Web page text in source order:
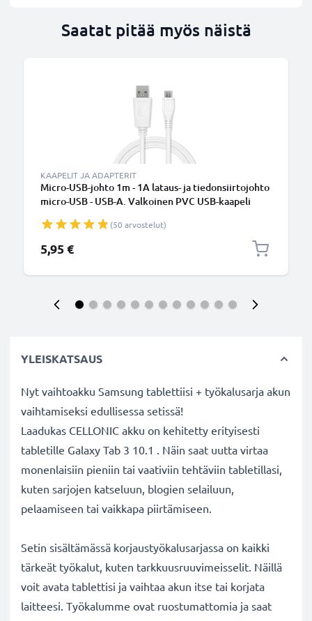
Saatat pitää myös näistä
KAAPELIT JA ADAPTERIT
Micro-USB-johto 1m - 1A lataus- ja tiedonsiirtojohto
micro-USB - USB-A. Valkoinen PVC USB-kaapeli
(50 arvostelut)
5,95 €
YLEISKATSAUS
Nyt vaihtoakku Samsung tablettiisi + työkalusarja akun
vaihtamiseksi edullisessa setissä!
Laadukas CELLONIC akku on kehitetty erityisesti
tabletille Galaxy Tab 3 10.1 . Näin saat uutta virtaa
monenlaisiin pieniin tai vaativiin tehtäviin tabletillasi,
kuten sarjojen katseluun, blogien selailuun,
pelaamiseen tai vaikkapa piirtämiseen.
Setin sisältämässä korjaustyökalusarjassa on kaikki
tärkeät työkalut, kuten tarkkuusruuvimeisselit. Näillä
voit avata tablettisi ja vaihtaa akun itse tai korjata
laitteesi. Työkalumme ovat ruostumattomia ja saat